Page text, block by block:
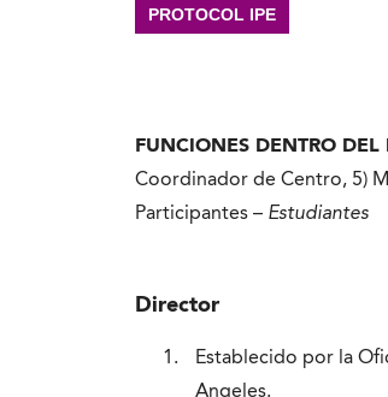
PROTOCOL IPE
FUNCIONES DENTRO DEL
Coordinador de Centro, 5)
Participantes – Estudiantes
Director
Establecido por la
Angeles.